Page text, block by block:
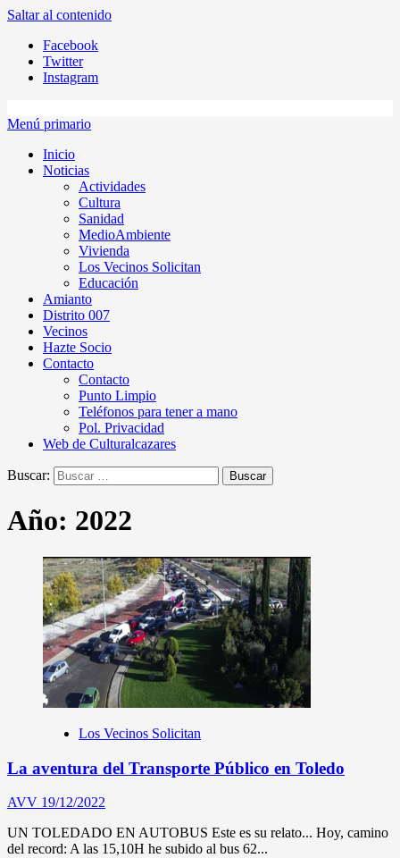
Saltar al contenido
Facebook
Twitter
Instagram
Menú primario
Inicio
Noticias
Actividades
Cultura
Sanidad
MedioAmbiente
Vivienda
Los Vecinos Solicitan
Educación
Amianto
Distrito 007
Vecinos
Hazte Socio
Contacto
Contacto
Punto Limpio
Teléfonos para tener a mano
Pol. Privacidad
Web de Culturalcazares
Buscar:
Año: 2022
Los Vecinos Solicitan
La aventura del Transporte Público en Toledo
AVV 19/12/2022
UN TOLEDADO EN AUTOBUS Este es su relato... Hoy, camino
del record: A las 15,10H he subido al bus 62...